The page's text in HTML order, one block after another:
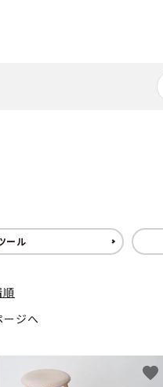
グッズ
ール
順
ージへ
favorite